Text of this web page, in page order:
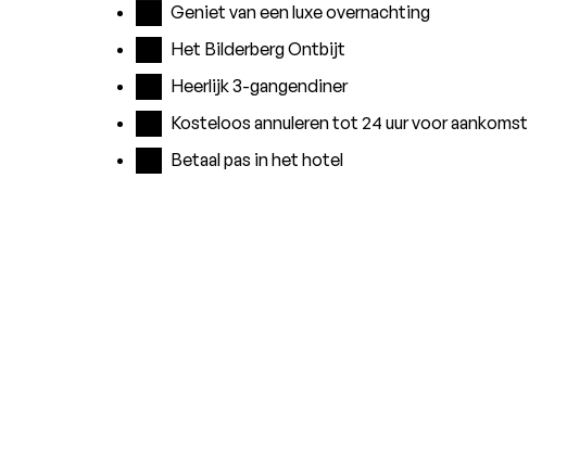
Geniet van een luxe overnachting
Het Bilderberg Ontbijt
Heerlijk 3-gangendiner
Kosteloos annuleren tot 24 uur voor aankomst
Betaal pas in het hotel